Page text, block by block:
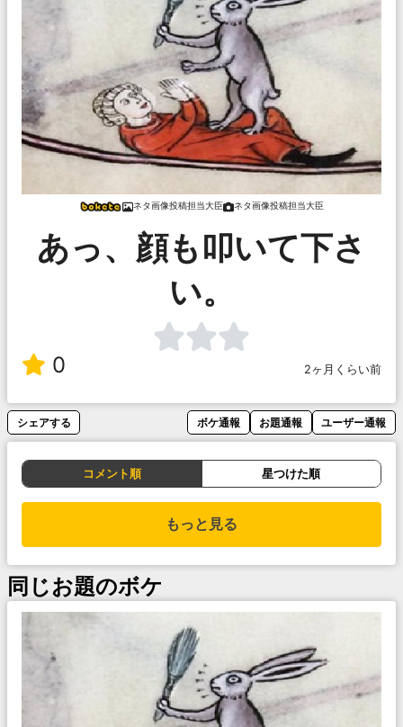
ネタ画像投稿担当大臣 ネタ画像投稿担当大臣
あっ、顔も叩いて下さ
い。
0 2ヶ月くらい前
シェアする ボケ通報 お題通報 ユーザー通報
コメント順 星つけた順
もっと見る
同じお題のボケ